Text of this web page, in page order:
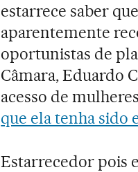
estarrece saber
aparentemente
oportunistas de
Câmara, Eduardo
acesso de
que ela tenha sido
Estarrecedor pois